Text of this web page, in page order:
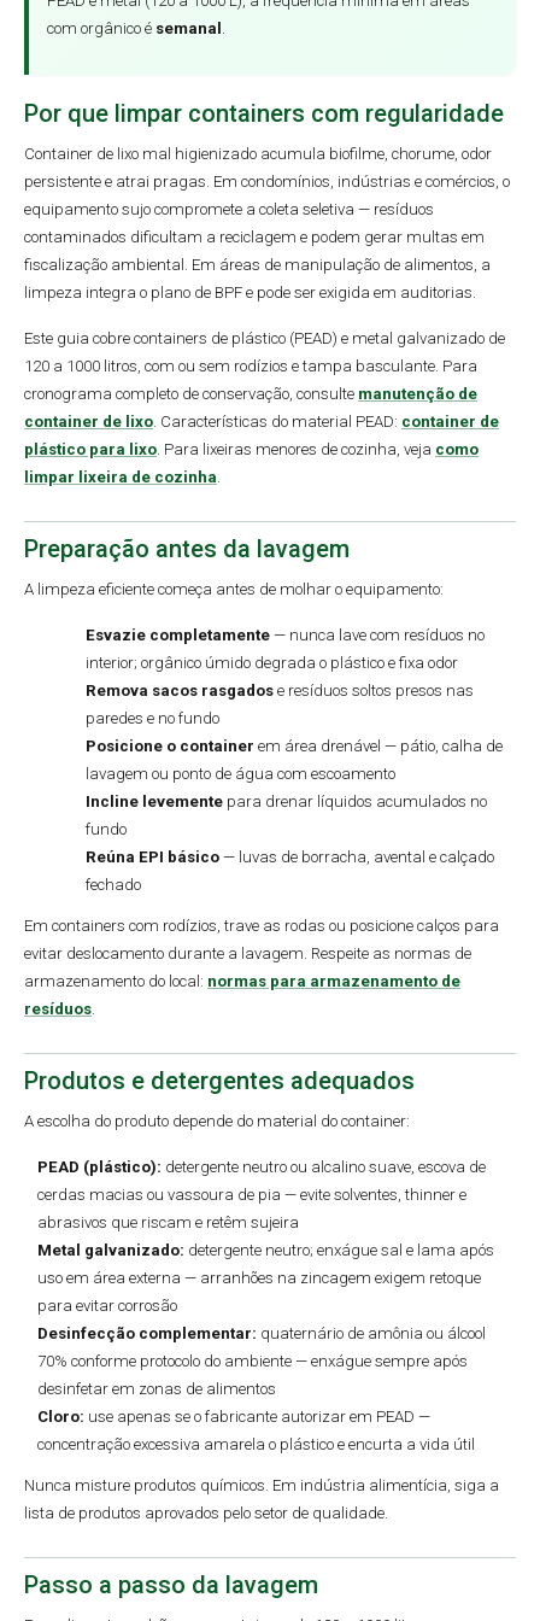
com orgânico é semanal
Por que limpar containers com regularidade
Container de lixo mal higienizado acumula biofilme, chorume, odor
persistente e atrai pragas. Em condomínios, indústrias e comércios, o
equipamento sujo compromete a coleta seletiva — resíduos
contaminados dificultam a reciclagem e podem gerar multas em
fiscalização ambiental. Em áreas de manipulação de alimentos, a
limpeza integra o plano de BPF e pode ser exigida em auditorias.
Este guia cobre containers de plástico (PEAD) e metal galvanizado de
120 a 1000 litros, com ou sem rodízios e tampa basculante. Para
cronograma completo de conservação, consulte manutenção de
container de lixo. Características do material PEAD: container de
plástico para lixo. Para lixeiras menores de cozinha, veja como
limpar lixeira de cozinha.
Preparação antes da lavagem
A limpeza eficiente começa antes de molhar o equipamento:
Esvazie completamente — nunca lave com resíduos no
interior; orgânico úmido degrada o plástico e fixa odor
Remova sacos rasgados e resíduos soltos presos nas
paredes e no fundo
Posicione o container em área drenável — pátio, calha de
lavagem ou ponto de água com escoamento
Incline levemente para drenar líquidos acumulados no
fundo
Reúna EPI básico — luvas de borracha, avental e calçado
fechado
Em containers com rodízios, trave as rodas ou posicione calços para
evitar deslocamento durante a lavagem. Respeite as normas de
armazenamento do local: normas para armazenamento de
resíduos.
Produtos e detergentes adequados
A escolha do produto depende do material do container:
PEAD (plástico): detergente neutro ou alcalino suave, escova de
cerdas macias ou vassoura de pia — evite solventes, thinner e
abrasivos que riscam e retêm sujeira
Metal galvanizado: detergente neutro; enxágue sal e lama após
uso em área externa — arranhões na zincagem exigem retoque
para evitar corrosão
Desinfecção complementar: quaternário de amônia ou álcool
70% conforme protocolo do ambiente — enxágue sempre após
desinfetar em zonas de alimentos
Cloro: use apenas se o fabricante autorizar em PEAD —
concentração excessiva amarela o plástico e encurta a vida útil
Nunca misture produtos químicos. Em indústria alimentícia, siga a
lista de produtos aprovados pelo setor de qualidade.
Passo a passo da lavagem